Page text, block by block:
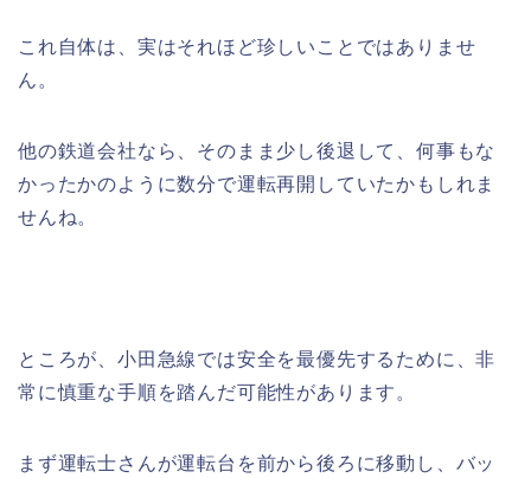
これ自体は、実はそれほど珍しいことではありませ
ん。
他の鉄道会社なら、そのまま少し後退して、何事もな
かったかのように数分で運転再開していたかもしれま
せんね。
ところが、小田急線では安全を最優先するために、非
常に慎重な手順を踏んだ可能性があります。
まず運転士さんが運転台を前から後ろに移動し、バッ